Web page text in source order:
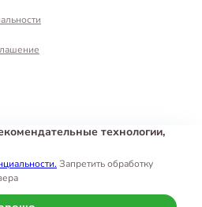
технологии,
Запретить обработку